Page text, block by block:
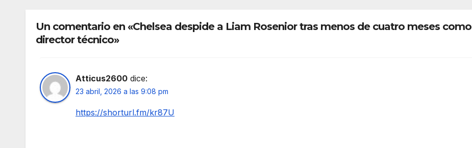
Un comentario en «Chelsea despide a Liam Rosenior tras menos de cuatro meses como
director técnico»
Atticus2600 dice:
23 abril, 2026 a las 9:08 pm
https://shorturl.fm/kr87U